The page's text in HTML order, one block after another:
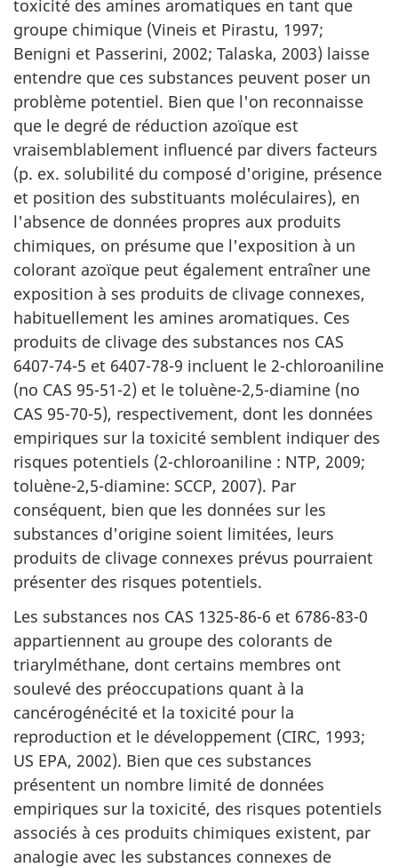
toxicité des amines aromatiques en tant que
groupe chimique (Vineis et Pirastu, 1997;
Benigni et Passerini, 2002; Talaska, 2003) laisse
entendre que ces substances peuvent poser un
problème potentiel. Bien que l'on reconnaisse
que le degré de réduction azoïque est
vraisemblablement influencé par divers facteurs
(p. ex. solubilité du composé d'origine, présence
et position des substituants moléculaires), en
l'absence de données propres aux produits
chimiques, on présume que l'exposition à un
colorant azoïque peut également entraîner une
exposition à ses produits de clivage connexes,
habituellement les amines aromatiques. Ces
produits de clivage des substances nos CAS
6407-74-5 et 6407-78-9 incluent le 2-chloroaniline
(no CAS 95-51-2) et le toluène-2,5-diamine (no
CAS 95-70-5), respectivement, dont les données
empiriques sur la toxicité semblent indiquer des
risques potentiels (2-chloroaniline : NTP, 2009;
toluène-2,5-diamine: SCCP, 2007). Par
conséquent, bien que les données sur les
substances d'origine soient limitées, leurs
produits de clivage connexes prévus pourraient
présenter des risques potentiels.
Les substances nos CAS 1325-86-6 et 6786-83-0
appartiennent au groupe des colorants de
triarylméthane, dont certains membres ont
soulevé des préoccupations quant à la
cancérogénécité et la toxicité pour la
reproduction et le développement (CIRC, 1993;
US EPA, 2002). Bien que ces substances
présentent un nombre limité de données
empiriques sur la toxicité, des risques potentiels
associés à ces produits chimiques existent, par
analogie avec les substances connexes de